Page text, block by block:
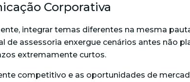
Corporativa
integrar temas diferentes na mesma
assessoria enxergue cenários antes não
extremamente curtos.
competitivo e as oportunidades de